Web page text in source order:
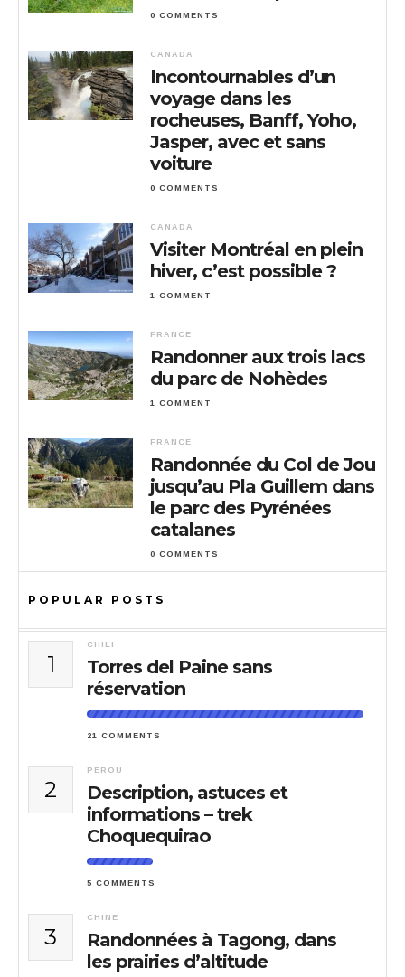
0 COMMENTS
CANADA
Incontournables d’un
voyage dans les
rocheuses, Banff, Yoho,
Jasper, avec et sans
voiture
0 COMMENTS
CANADA
Visiter Montréal en plein
hiver, c’est possible ?
1 COMMENT
FRANCE
Randonner aux trois lacs
du parc de Nohèdes
1 COMMENT
FRANCE
Randonnée du Col de Jou
jusqu’au Pla Guillem dans
le parc des Pyrénées
catalanes
0 COMMENTS
POPULAR POSTS
1
CHILI
Torres del Paine sans
réservation
21 COMMENTS
2
PEROU
Description, astuces et
informations – trek
Choquequirao
5 COMMENTS
3
CHINE
Randonnées à Tagong, dans
les prairies d’altitude